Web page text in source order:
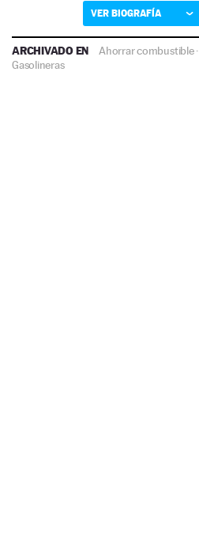
VER BIOGRAFÍA
ARCHIVADO EN Ahorrar combustible·
Gasolineras